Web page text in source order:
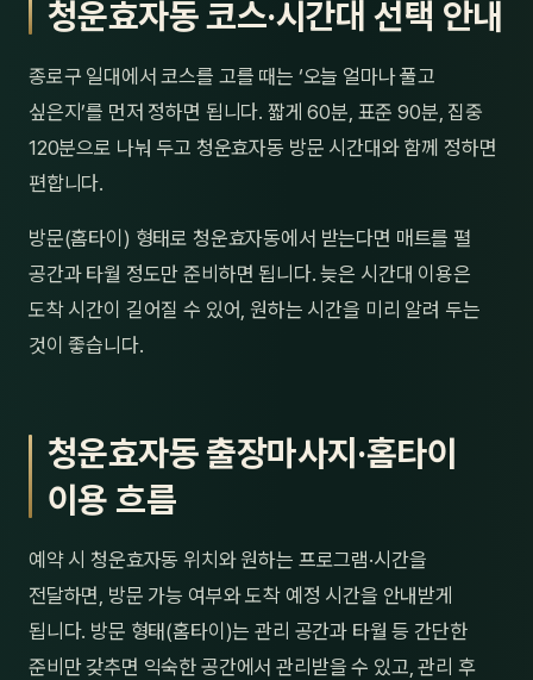
청운효자동 코스·시간대 선택 안내
종로구 일대에서 코스를 고를 때는 ‘오늘 얼마나 풀고
싶은지’를 먼저 정하면 됩니다. 짧게 60분, 표준 90분, 집중
120분으로 나눠 두고 청운효자동 방문 시간대와 함께 정하면
편합니다.
방문(홈타이) 형태로 청운효자동에서 받는다면 매트를 펼
공간과 타월 정도만 준비하면 됩니다. 늦은 시간대 이용은
도착 시간이 길어질 수 있어, 원하는 시간을 미리 알려 두는
것이 좋습니다.
청운효자동 출장마사지·홈타이
이용 흐름
예약 시 청운효자동 위치와 원하는 프로그램·시간을
전달하면, 방문 가능 여부와 도착 예정 시간을 안내받게
됩니다. 방문 형태(홈타이)는 관리 공간과 타월 등 간단한
준비만 갖추면 익숙한 공간에서 관리받을 수 있고, 관리 후